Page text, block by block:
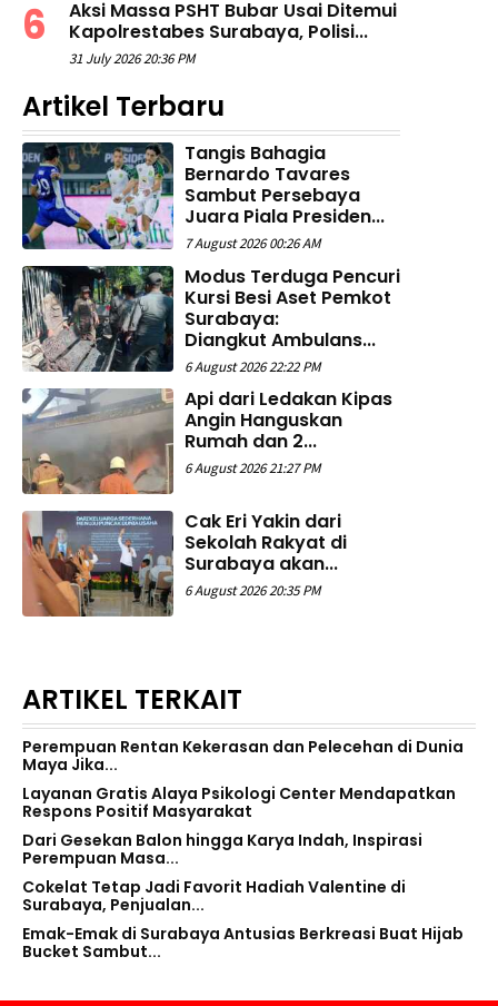
Aksi Massa PSHT Bubar Usai Ditemui
Kapolrestabes Surabaya, Polisi...
31 July 2026 20:36 PM
Artikel Terbaru
Tangis Bahagia
Bernardo Tavares
Sambut Persebaya
Juara Piala Presiden...
7 August 2026 00:26 AM
Modus Terduga Pencuri
Kursi Besi Aset Pemkot
Surabaya:
Diangkut Ambulans...
6 August 2026 22:22 PM
Api dari Ledakan Kipas
Angin Hanguskan
Rumah dan 2...
6 August 2026 21:27 PM
Cak Eri Yakin dari
Sekolah Rakyat di
Surabaya akan...
6 August 2026 20:35 PM
ARTIKEL TERKAIT
Perempuan Rentan Kekerasan dan Pelecehan di Dunia
Maya Jika...
Layanan Gratis Alaya Psikologi Center Mendapatkan
Respons Positif Masyarakat
Dari Gesekan Balon hingga Karya Indah, Inspirasi
Perempuan Masa...
Cokelat Tetap Jadi Favorit Hadiah Valentine di
Surabaya, Penjualan...
Emak-Emak di Surabaya Antusias Berkreasi Buat Hijab
Bucket Sambut...